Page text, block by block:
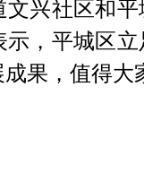
兴社区和
，平城区
果，值得大